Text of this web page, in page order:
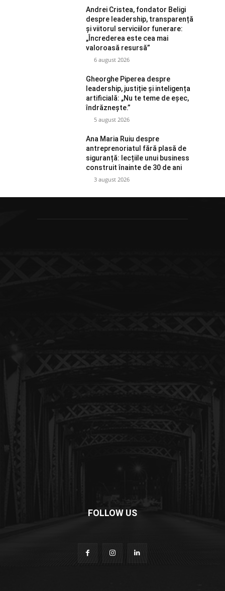
Andrei Cristea, fondator Beligi
despre leadership, transparență
și viitorul serviciilor funerare:
„Încrederea este cea mai
valoroasă resursă”
6 august 2026
Gheorghe Piperea despre
leadership, justiție și inteligența
artificială: „Nu te teme de eșec,
îndrăznește.”
5 august 2026
Ana Maria Ruiu despre
antreprenoriatul fără plasă de
siguranță: lecțiile unui business
construit înainte de 30 de ani
3 august 2026
FOLLOW US